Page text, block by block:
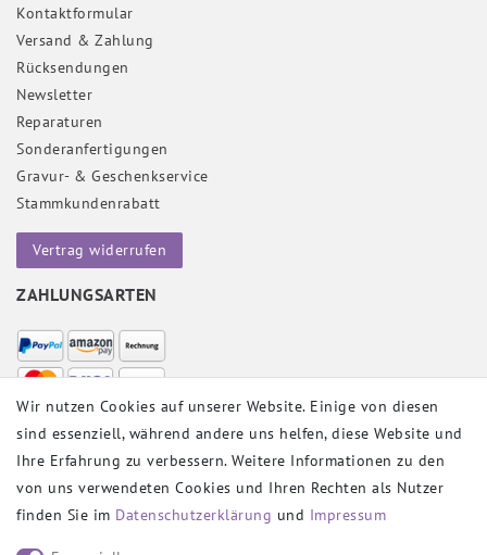
Kontaktformular
Versand & Zahlung
Rücksendungen
Newsletter
Reparaturen
Sonderanfertigungen
Gravur- & Geschenkservice
Stammkundenrabatt
Vertrag widerrufen
ZAHLUNGSARTEN
VERSANDPARTNER
SOCIAL
Wir nutzen Cookies auf unserer Website. Einige von diesen
sind essenziell, während andere uns helfen, diese Website und
Ihre Erfahrung zu verbessern. Weitere Informationen zu den
von uns verwendeten Cookies und Ihren Rechten als Nutzer
finden Sie im Daten­schutz­erklärung und Impressum